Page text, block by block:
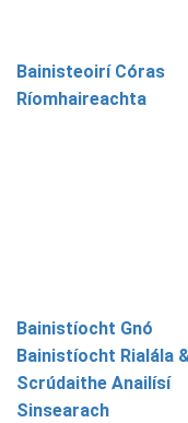
Bainisteoirí Córas
Ríomhaireachta
Bainistíocht Gnó
Bainistíocht Rialála
Scrúdaithe Anailísí
Sinsearach